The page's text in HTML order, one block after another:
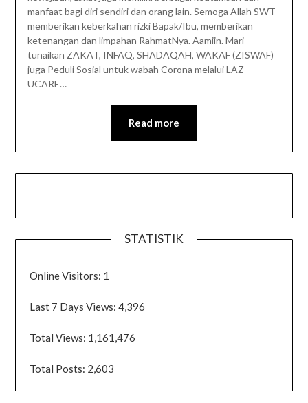
manfaat bagi diri sendiri dan orang lain. Semoga Allah SWT
memberikan keberkahan rizki Bapak/Ibu, memberikan
ketenangan dan limpahan RahmatNya. Aamiin. Mari
tunaikan ZAKAT, INFAQ, SHADAQAH, WAKAF (ZISWAF)
juga Peduli Sosial untuk wabah Corona melalui LAZ
UCARE…
Read more
STATISTIK
Online Visitors: 1
Last 7 Days Views:4,396
Total Views: 1,161,476
Total Posts: 2,603